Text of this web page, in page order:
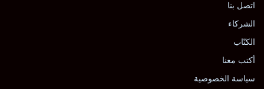
اتصل بنا
الشركاء
الكتّاب
أكتب معنا
سياسة الخصوصية